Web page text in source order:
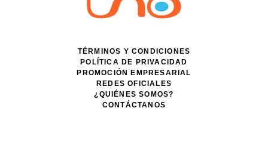
TÉRMINOS Y CONDICIONES
POLÍTICA DE PRIVACIDAD
PROMOCIÓN EMPRESARIAL
REDES OFICIALES
¿QUIÉNES SOMOS?
CONTÁCTANOS